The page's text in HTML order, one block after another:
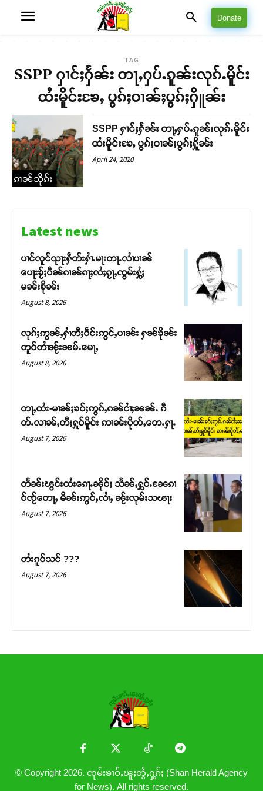
Support SHAN
တ်ႇ တူဝ်ႈလုမ်ႈၾႃႉၼၼ်ႉ ၶဝ်ႈႁူမ်ႈၵမ်ႉထႅမ် ၸုမ်းၶၢ
ဝ်ႇၽူႈတွႆႇႁွၵ်ႈ လႆႈယူႇၶႃႈဢေႃႈ။
Donate
TAG
SSPP ႁၢင်ႈႁႅၼ်း တႃႇႁပ်ႉၵူၼ်းလုၵ်ႉမိူင်း
ထႆးမိူင်းၶႄႇ ပွၵ်ႈဝၢၼ်ႈပွၵ်ႈႁိူၼ်း
ၵၢၼ်သိုၵ်း
SSPP ႁၢင်ႈႁႅၼ်း တႃႇႁပ်ႉၵူၼ်းလုၵ်ႉမိူင်း
ထႆးမိူင်းၶႄႇ ပွၵ်ႈဝၢၼ်ႈပွၵ်ႈႁိူၼ်း
April 24, 2020
Latest news
ပၢင်လူင်ၺႃးႁဵတ်းႁၢႆႉမႃးတႃႉလၢႆပၢၼ် ​​
ပေႃးၶႂ်ႈပဵၼ်ၵၢၼ်ၵႃႈလႆႈၵႂႃႇၸွမ်းႁွႆႈ
မၼ်းၶိုၼ်း
August 8, 2026
လုၵ်ႈဢွၼ်ႇႁၢႆတီႈဝဵင်းဢွင်ႇပၢၼ်း ႁၼ်ၶိုၼ်း
တူဝ်တၢႆၼႂ်းၼမ်ႉမေႃႇ
August 8, 2026
တႃႇထႆး-မၢၼ်ႈၶဝ်ႈဢွၵ်ႇၵၼ်ငၢႆႈၼၼ်ႉ ၵဵ
တ်ႉလၢၼ်ႇတီႈႁူဝ်မိူင်း ဢၢၼ်းပိုတ်ႇတေႉႁႃႉ
August 7, 2026
တႅၼ်းၽွင်းထႆးၵေႃႉၼိုင်ႈ သႅၼ်ႇႁွင်ႉၼႄၵၢ
င်ၸႂ်တေႃႇ မိၼ်းဢွင်ႇလၢႆႇ ၼႂ်းလုမ်းသၽႃး
August 7, 2026
တႆးၵူဝ်သင် ???
August 7, 2026
© Copyright 2026. ၸုမ်းၶၢဝ်ႇၽူႈတွႆႇႁွၵ်ႈ (Shan Herald Agency
for News). All rights reserved.